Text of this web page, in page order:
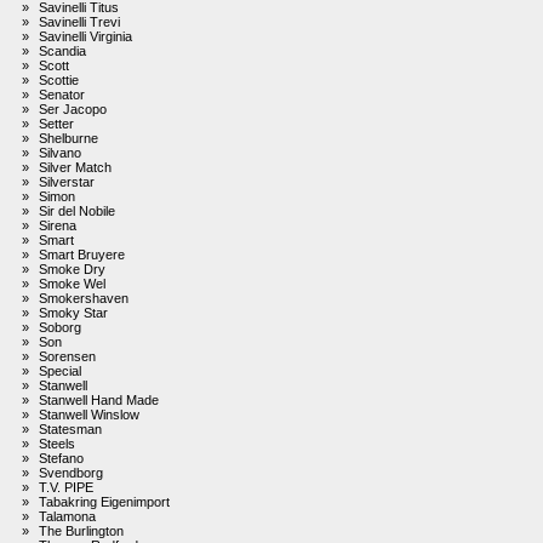
»
Savinelli Titus
»
Savinelli Trevi
»
Savinelli Virginia
»
Scandia
»
Scott
»
Scottie
»
Senator
»
Ser Jacopo
»
Setter
»
Shelburne
»
Silvano
»
Silver Match
»
Silverstar
»
Simon
»
Sir del Nobile
»
Sirena
»
Smart
»
Smart Bruyere
»
Smoke Dry
»
Smoke Wel
»
Smokershaven
»
Smoky Star
»
Soborg
»
Son
»
Sorensen
»
Special
»
Stanwell
»
Stanwell Hand Made
»
Stanwell Winslow
»
Statesman
»
Steels
»
Stefano
»
Svendborg
»
T.V. PIPE
»
Tabakring Eigenimport
»
Talamona
»
The Burlington